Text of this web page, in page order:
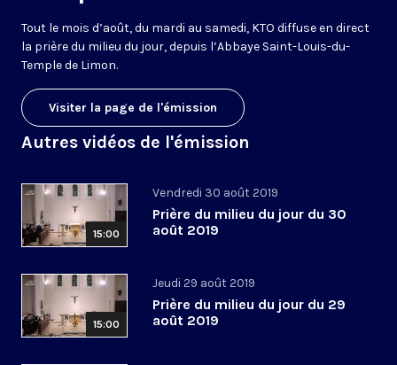
Tout le mois d’août, du mardi au samedi, KTO diffuse en direct
la prière du milieu du jour, depuis l’Abbaye Saint-Louis-du-
Temple de Limon.
Visiter la page de l'émission
Autres vidéos de l'émission
15:00
Vendredi 30 août 2019
Prière du milieu du jour du 30
août 2019
15:00
Jeudi 29 août 2019
Prière du milieu du jour du 29
août 2019